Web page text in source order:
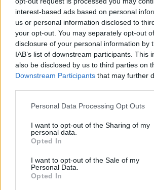
interest-based ads based on personal
us or personal information disclosed to
your opt-out. You may separately opt-out
disclosure of your personal information by
IAB’s list of downstream participants. This
also be disclosed by us to third parties on
Downstream Participants that may further
Please note that this website/app uses one
not limited to your visit or usage behaviour.
grant or deny consent to Google and its
use your data for below specified purposes
consent section.
Personal Data Processing Opt Outs
I want to opt-out of the Sharing of my
personal data.
Opted In
I want to opt-out of the Sale of my
Personal Data.
Opted In
Kirabolták Survivor Anitát!
A 2017-es Survivor két versenyzője,
Egyiptomba utazott két hétre, hogy
as évre, azonban kirabolták őket. Íme a
felkutatásának és feljelentésének